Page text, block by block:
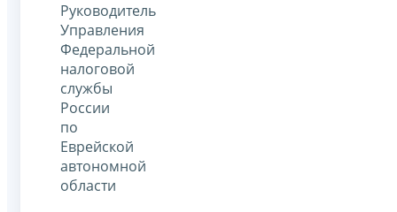
Руководитель
Управления
Федеральной
налоговой
службы
России
по
Еврейской
автономной
области